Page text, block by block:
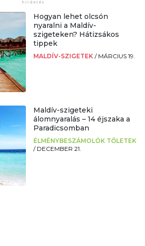
Hogyan lehet olcsón
nyaralni a Maldív-
szigeteken? Hátizsákos
tippek
MALDÍV-SZIGETEK / MÁRCIUS 19.
Maldív-szigeteki
álomnyaralás – 14 éjszaka a
Paradicsomban
ÉLMÉNYBESZÁMOLÓK TŐLETEK
/ DECEMBER 21.